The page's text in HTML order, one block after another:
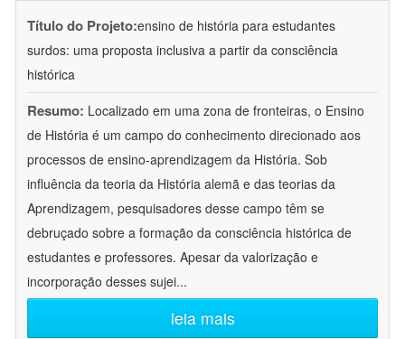
Título do Projeto:ensino de história para estudantes
surdos: uma proposta inclusiva a partir da consciência
histórica
Resumo: Localizado em uma zona de fronteiras, o Ensino
de História é um campo do conhecimento direcionado aos
processos de ensino-aprendizagem da História. Sob
influência da teoria da História alemã e das teorias da
Aprendizagem, pesquisadores desse campo têm se
debruçado sobre a formação da consciência histórica de
estudantes e professores. Apesar da valorização e
incorporação desses sujei...
leia mais